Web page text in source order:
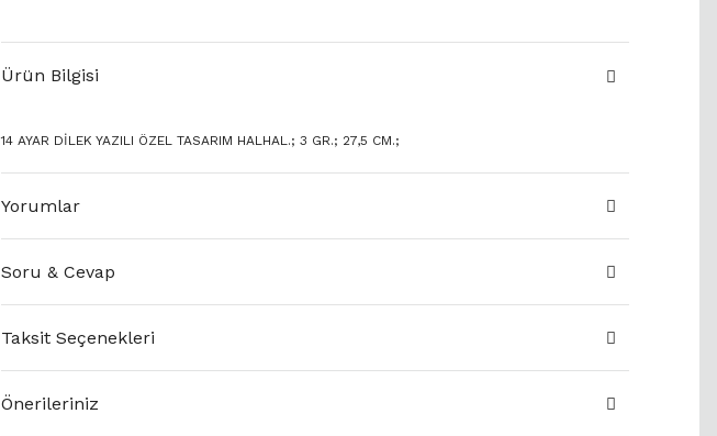
Ürün Bilgisi
14 AYAR DİLEK YAZILI ÖZEL TASARIM HALHAL.; 3 GR.; 27,5 CM.;
Yorumlar
Soru & Cevap
Taksit Seçenekleri
Önerileriniz